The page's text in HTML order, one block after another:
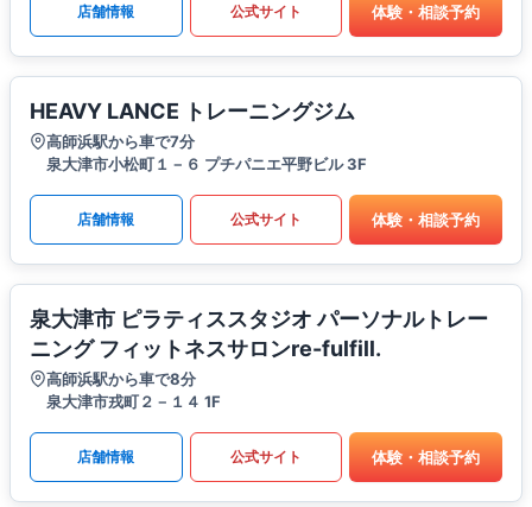
店舗情報 公式サイト 体験・相談予約
HEAVY LANCE トレーニングジム
高師浜駅から車で7分
泉大津市小松町１－６ プチパニエ平野ビル 3F
店舗情報 公式サイト 体験・相談予約
泉大津市 ピラティススタジオ パーソナルトレー
ニング フィットネスサロンre-fulfill.
高師浜駅から車で8分
泉大津市戎町２－１４ 1F
店舗情報 公式サイト 体験・相談予約